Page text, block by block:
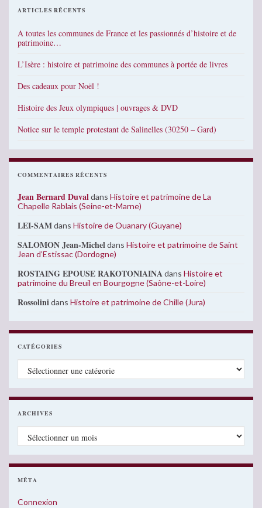
ARTICLES RÉCENTS
A toutes les communes de France et les passionnés d’histoire et de
patrimoine…
L’Isère : histoire et patrimoine des communes à portée de livres
Des cadeaux pour Noël !
Histoire des Jeux olympiques | ouvrages & DVD
Notice sur le temple protestant de Salinelles (30250 – Gard)
COMMENTAIRES RÉCENTS
Jean Bernard Duvaldans Histoire et patrimoine de La
Chapelle Rablais (Seine-et-Marne)
LEI-SAMdans Histoire de Ouanary (Guyane)
SALOMON Jean-Micheldans Histoire et patrimoine de Saint
Jean d’Estissac (Dordogne)
ROSTAING EPOUSE RAKOTONIAINAdans Histoire et
patrimoine du Breuil en Bourgogne (Saône-et-Loire)
Rossolinidans Histoire et patrimoine de Chille (Jura)
CATÉGORIES
Catégories
ARCHIVES
Archives
MÉTA
Connexion